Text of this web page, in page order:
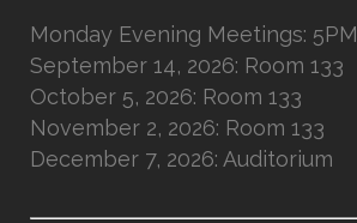
Monday Evening Meetings: 5PM
September 14, 2026: Room 133
October 5, 2026: Room 133
November 2, 2026: Room 133
December 7, 2026: Auditorium